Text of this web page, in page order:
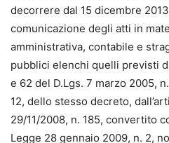
decorrere dal 15 dicembre
comunicazione degli atti in
amministrativa, contabile e
pubblici elenchi quelli previsti
e 62 del D.Lgs. 7 marzo 2005,
12, dello stesso decreto,
29/11/2008, n. 185, convertito
Legge 28 gennaio 2009, n. 2,